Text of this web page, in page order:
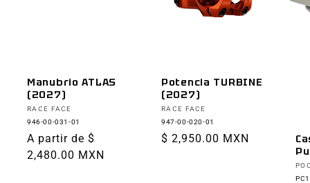
Manubrio ATLAS
(2027)
Proveedor:
RACE FACE
946-00-031-01
Precio
habitual
A partir de $
2,480.00 MXN
Potencia TURBINE
(2027)
Proveedor:
RACE FACE
947-00-020-01
Precio
$ 2,950.00 MXN